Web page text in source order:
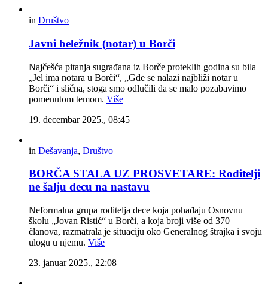
in Društvo
Javni beležnik (notar) u Borči
Najčešća pitanja sugrađana iz Borče proteklih godina su bila
„Jel ima notara u Borči“, „Gde se nalazi najbliži notar u
Borči“ i slična, stoga smo odlučili da se malo pozabavimo
pomenutom temom. Više
19. decembar 2025., 08:45
in Dešavanja, Društvo
BORČA STALA UZ PROSVETARE: Roditelji
ne šalju decu na nastavu
Neformalna grupa roditelja dece koja pohađaju Osnovnu
školu „Jovan Ristić“ u Borči, a koja broji više od 370
članova, razmatrala je situaciju oko Generalnog štrajka i svoju
ulogu u njemu. Više
23. januar 2025., 22:08